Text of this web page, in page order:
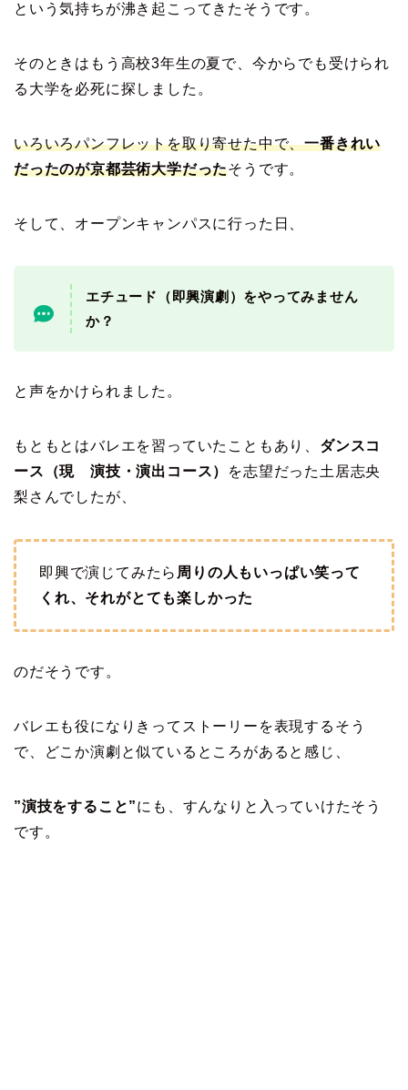
という気持ちが沸き起こってきたそうです。
そのときはもう高校3年生の夏で、今からでも受けられ
る大学を必死に探しました。
いろいろパンフレットを取り寄せた中で、一番きれい
だったのが京都芸術大学だったそうです。
そして、オープンキャンパスに行った日、
エチュード（即興演劇）をやってみません
か？
と声をかけられました。
もともとはバレエを習っていたこともあり、 ダンスコ
ース（現 演技・演出コース）
を志望だった土居志央
梨さんでしたが、
即興で演じてみたら 周りの人もいっぱい笑って
くれ、それがとても楽しかった
のだそうです。
バレエも役になりきってストーリーを表現するそう
で、どこか演劇と似ているところがあると感じ、
”演技をすること”にも、すんなりと入っていけたそう
です。